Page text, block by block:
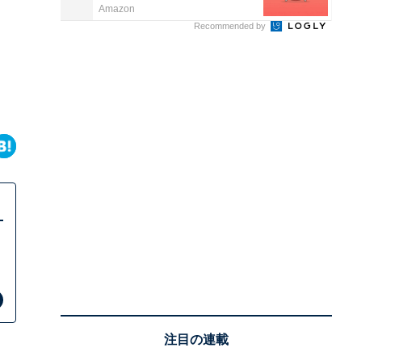
Amazon
Recommended by
注目の連載